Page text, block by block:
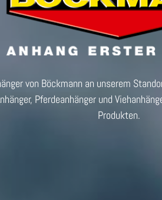
von Böckmann an unserem
Pferdeanhänger und
Produkten.